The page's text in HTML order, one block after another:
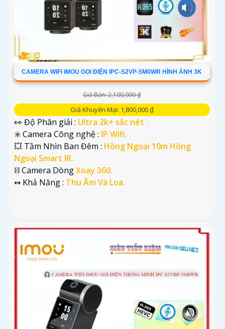
CAMERA WIFI IMOU GỌI ĐIỆN IPC-S2VP-5M0WR HÌNH ẢNH 3K
Giá Bán: 2,100,000 ₫
Giá Khuyến Mại: 1,800,000 ₫
👀 Độ Phân giải : Ultra 2k+ sắc nét .
✳️ Camera Công nghệ : IP Wifi.
💥 Tầm Nhìn Ban Đêm : Hồng Ngoại 10m Hồng
Ngoại Smart IR.
⛓ Camera DòngXoay 360.
️↭ Khả Năng : Thu Âm Và Loa.